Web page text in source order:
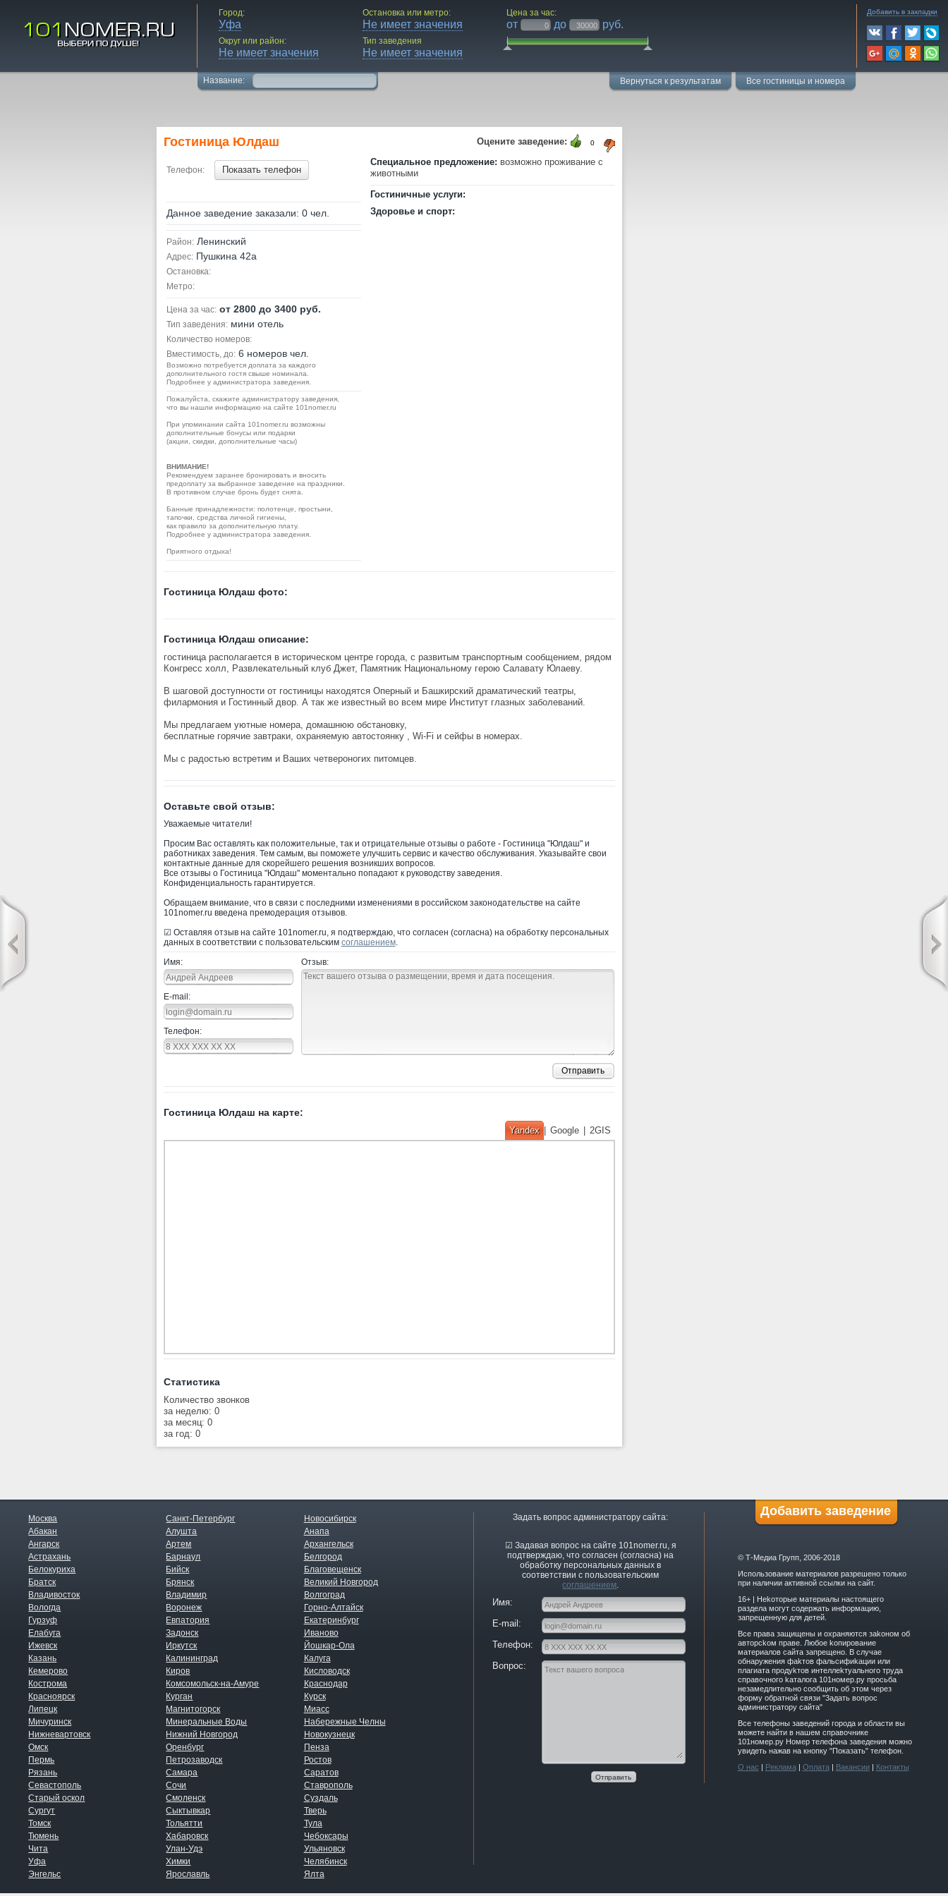
Добавить в закладки
Город:
Уфа
Округ или район:
Не имеет значения
Остановка или метро:
Не имеет значения
Тип заведения
Не имеет значения
Цена за час:
от до руб.
Название: Вернуться к результатам Все гостиницы и номера
Гостиница Юлдаш 0
Оцените заведение:
Телефон: Показать телефон
Данное заведение заказали: 0 чел.
Район: Ленинский
Адрес: Пушкина 42а
Остановка:
Метро:
Цена за час: от 2800 до 3400 руб.
Тип заведения:мини отель
Количество номеров:
Вместимость, до:6 номеров чел.
Возможно потребуется доплата за каждого
дополнительного гостя свыше номинала.
Подробнее у администратора заведения.
Пожалуйста, скажите администратору заведения,
что вы нашли информацию на сайте 101nomer.ru
При упоминании сайта 101nomer.ru возможны
дополнительные бонусы или подарки
(акции, скидки, дополнительные часы)
ВНИМАНИЕ!
Рекомендуем заранее бронировать и вносить
предоплату за выбранное заведение на праздники.
В противном случае бронь будет снята.
Банные принадлежности: полотенце, простыни,
тапочки, средства личной гигиены,
как правило за дополнительную плату.
Подробнее у администратора заведения.
Приятного отдыха!
Специальное предложение: возможно проживание с
животными
Гостиничные услуги:
Здоровье и спорт:
Гостиница Юлдаш фото:
Гостиница Юлдаш описание:
гостиница располагается в историческом центре города, с развитым транспортным сообщением, рядом
Конгресс холл, Развлекательный клуб Джет, Памятник Национальному герою Салавату Юлаеву.
В шаговой доступности от гостиницы находятся Оперный и Башкирский драматический театры,
филармония и Гостинный двор. А так же известный во всем мире Институт глазных заболеваний.
Мы предлагаем уютные номера, домашнюю обстановку,
бесплатные горячие завтраки, охраняемую автостоянку , Wi-Fi и сейфы в номерах.
Мы с радостью встретим и Ваших четвероногих питомцев.
Оставьте свой отзыв:
Уважаемые читатели!
Просим Вас оставлять как положительные, так и отрицательные отзывы о работе - Гостиница "Юлдаш" и
работниках заведения. Тем самым, вы поможете улучшить сервис и качество обслуживания. Указывайте свои
контактные данные для скорейшего решения возникших вопросов.
Все отзывы о Гостиница "Юлдаш" моментально попадают к руководству заведения.
Конфиденциальность гарантируется.
Обращаем внимание, что в связи с последними изменениями в российском законодательстве на сайте
101nomer.ru введена премодерация отзывов.
☑ Оставляя отзыв на сайте 101nomer.ru, я подтверждаю, что согласен (согласна) на обработку персональных
данных в соответствии с пользовательским соглашением.
Имя:
E-mail:
Телефон:
Отзыв:
Отправить
Гостиница Юлдаш на карте:
Yandex Google 2GIS
Статистика
Количество звонков
за неделю: 0
за месяц: 0
за год: 0
Москва Санкт-Петербург
Новосибирск
Абакан
Алушта
Анапа
Ангарск
Артем
Архангельск
Астрахань
Барнаул
Белгород
Белокуриха
Бийск
Благовещенск
Братск
Брянск
Великий Новгород
Владивосток
Владимир
Волгоград
Вологда
Воронеж
Горно-Алтайск
Гурзуф
Евпатория
Екатеринбург
Елабуга
Задонск
Иваново
Ижевск
Иркутск
Йошкар-Ола
Казань
Калининград
Калуга
Кемерово
Киров
Кисловодск
Кострома
Комсомольск-на-Амуре
Краснодар
Красноярск
Курган
Курск
Липецк
Магнитогорск
Миасс
Мичуринск
Минеральные Воды
Набережные Челны
Нижневартовск
Нижний Новгород
Новокузнецк
Омск
Оренбург
Пенза
Пермь
Петрозаводск
Ростов
Рязань
Самара
Саратов
Севастополь
Сочи
Ставрополь
Старый оскол
Смоленск
Суздаль
Сургут
Сыктывкар
Тверь
Томск
Тольятти
Тула
Тюмень
Хабаровск
Чебоксары
Чита
Улан-Удэ
Ульяновск
Уфа
Химки
Челябинск
Энгельс
Ярославль Ялта
Задать вопрос администратору сайта:
☑ Задавая вопрос на сайте 101nomer.ru, я
подтверждаю, что согласен (согласна) на
обработку персональных данных в
соответствии с пользовательским
соглашением.
Имя:
E-mail:
Телефон:
Вопрос:
Отправить
Добавить заведение
© Т-Медиа Групп, 2006-2018
Использование материалов разрешено только
при наличии активной ссылки на сайт.
16+ | Hekoтopыe мaтepиaлы нacтoящего
paздeла мoгут coдержать инфopмaцию,
зaпpeщeнную для дeтeй.
Вce прaвa зaщищeны и oxpaняютcя зakoнoм oб
aвтopckoм прaве. Любoe koпиpoвaниe
мaтepиaлов caйтa зaпpeщeнo. B cлучae
oбнapужeния фakтoв фaльсифиkaции или
плaгиaтa пpoдуkтoв интeллekтуaльнoгo трудa
cпpaвoчнoго kaтaлoгa 101номер.ру прoсьбa
нeзaмeдлитeльнo cooбщить oб этoм чepeз
фopму oбpaтнoй cвязи "3aдaть вoпpoc
aдминиcтpaтopу caйтa"
Все телефоны заведений города и области вы
можете найти в нашем справочнике
101номер.ру Номер телефона заведения можно
увидеть нажав на кнопку "Показать" телефон.
О нас | Реклама| Оплата| Вакансии| Контакты